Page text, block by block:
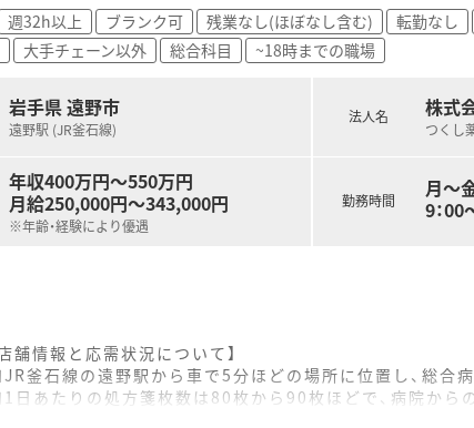
週32h以上 ブランク可 残業なし(ほぼなし含む) 転勤なし
大手チェーン以外 総合科目 ~18時までの職場
岩手県 遠野市
遠野駅 (JR釜石線)
年収400万円～550万円
月給250,000円～343,000円
※年齢・経験により優遇
法人名 株式
つくし
勤務時間
月～
9：
店舗情報と応需状況について】
釜石線の遠野駅から車で5分ほどの場所に位置し、総合
日あたりの処方箋枚数は80枚から90枚ほどで、病院から